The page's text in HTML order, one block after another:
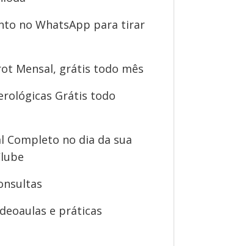
no WhatsApp para tirar
Mensal, grátis todo mês
Grátis todo
Completo no dia da sua
e práticas